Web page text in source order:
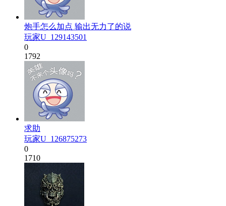
炮手怎么加点 输出无力了的说
玩家U_129143501
0
1792
求助
玩家U_126875273
0
1710